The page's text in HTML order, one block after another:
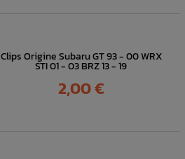
Clips Origine Subaru GT 93 - 00 WRX
STI 01 - 03 BRZ 13 - 19
Prix
2,00 €